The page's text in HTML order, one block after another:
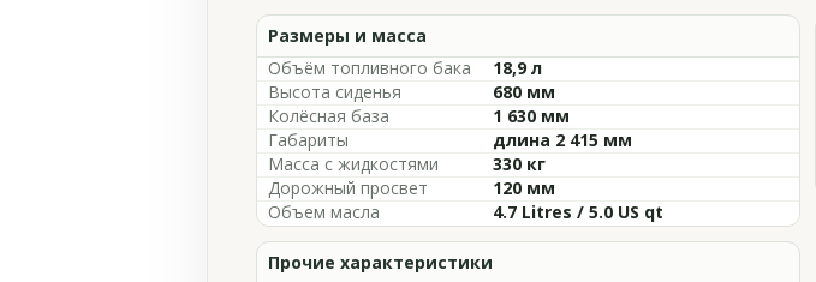
Размеры и масса
Объём топливного бака
18,9 л
Высота сиденья
680 мм
Колёсная база
1 630 мм
Габариты
длина 2 415 мм
Масса с жидкостями
330 кг
Дорожный просвет
120 мм
Объем масла
4.7 Litres / 5.0 US qt
Прочие характеристики